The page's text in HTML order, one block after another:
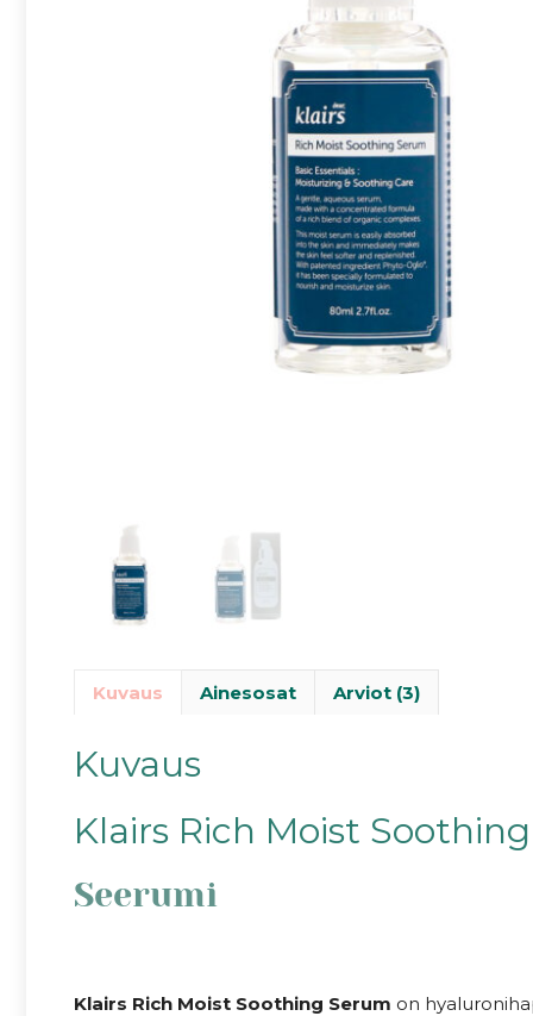
Kuvaus Ainesosat Arviot (3)
Kuvaus
Klairs Rich Moist
Seerumi
Klairs Rich Moist Soothing Serum on